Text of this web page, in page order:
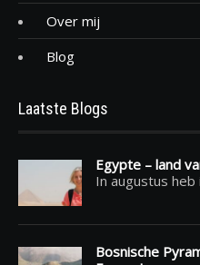
Over mij
Blog
Laatste Blogs
Egypte – land
In augustus
Bosnische